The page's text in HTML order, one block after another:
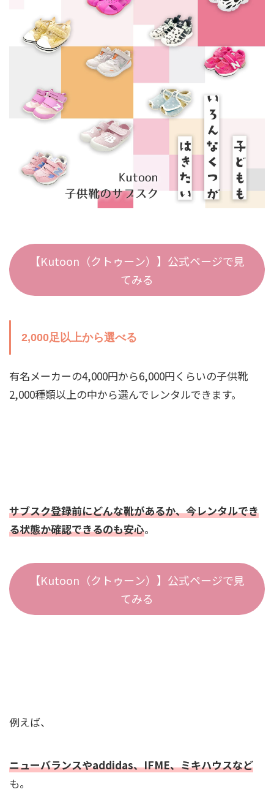
【Kutoon（クトゥーン）】公式ページで見
てみる
2,000足以上から選べる
有名メーカーの4,000円から6,000円くらいの子供靴
2,000種類以上の中から選んでレンタルできます。
サブスク登録前にどんな靴があるか、今レンタルでき
る状態か確認できるのも安心。
【Kutoon（クトゥーン）】公式ページで見
てみる
例えば、
ニューバランスやaddidas、IFME、ミキハウスなど
も。